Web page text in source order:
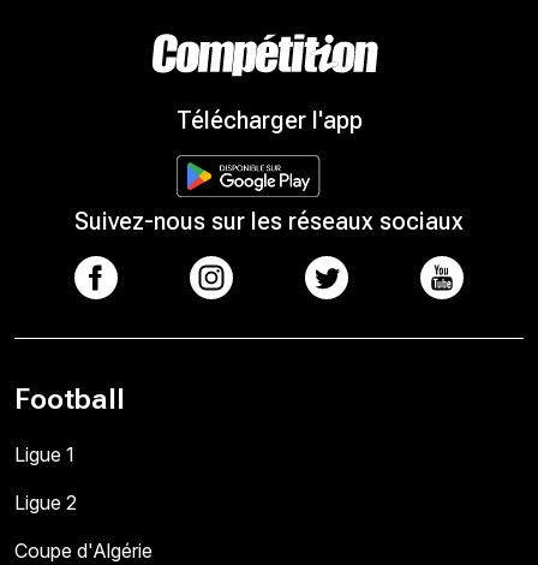
Télécharger l'app
Suivez-nous sur les réseaux sociaux
Football
Ligue 1
Ligue 2
Coupe d'Algérie